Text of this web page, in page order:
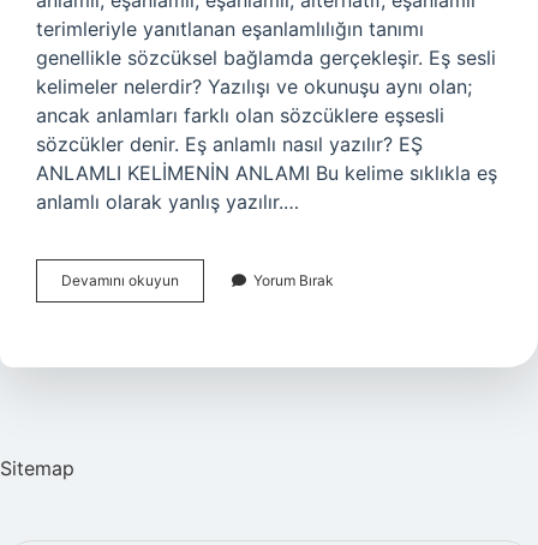
terimleriyle yanıtlanan eşanlamlılığın tanımı
genellikle sözcüksel bağlamda gerçekleşir. Eş sesli
kelimeler nelerdir? Yazılışı ve okunuşu aynı olan;
ancak anlamları farklı olan sözcüklere eşsesli
sözcükler denir. Eş anlamlı nasıl yazılır? EŞ
ANLAMLI KELİMENİN ANLAMI Bu kelime sıklıkla eş
anlamlı olarak yanlış yazılır.…
Devamını okuyun Anlamak
Eş
Yorum Bırak
Sitemap